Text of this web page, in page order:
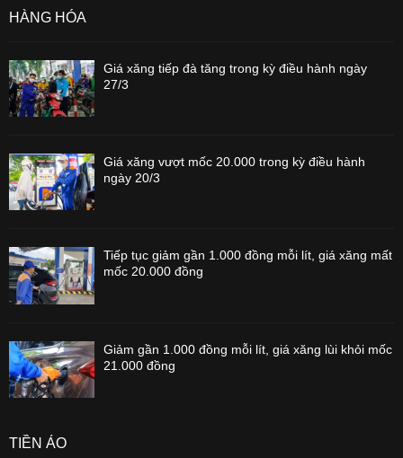
HÀNG HÓA
Giá xăng tiếp đà tăng trong kỳ điều hành ngày
27/3
Giá xăng vượt mốc 20.000 trong kỳ điều hành
ngày 20/3
Tiếp tục giảm gần 1.000 đồng mỗi lít, giá xăng mất
mốc 20.000 đồng
Giảm gần 1.000 đồng mỗi lít, giá xăng lùi khỏi mốc
21.000 đồng
TIỀN ẢO